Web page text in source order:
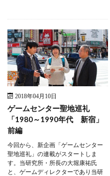
2018年04月10日
ゲームセンター聖地巡礼
「1980～1990年代 新宿」
前編
今回から、新企画「ゲームセンター
聖地巡礼」の連載がスタートしま
す。当研究所・所長の大堀康祐氏
と、ゲームディレクターであり当研